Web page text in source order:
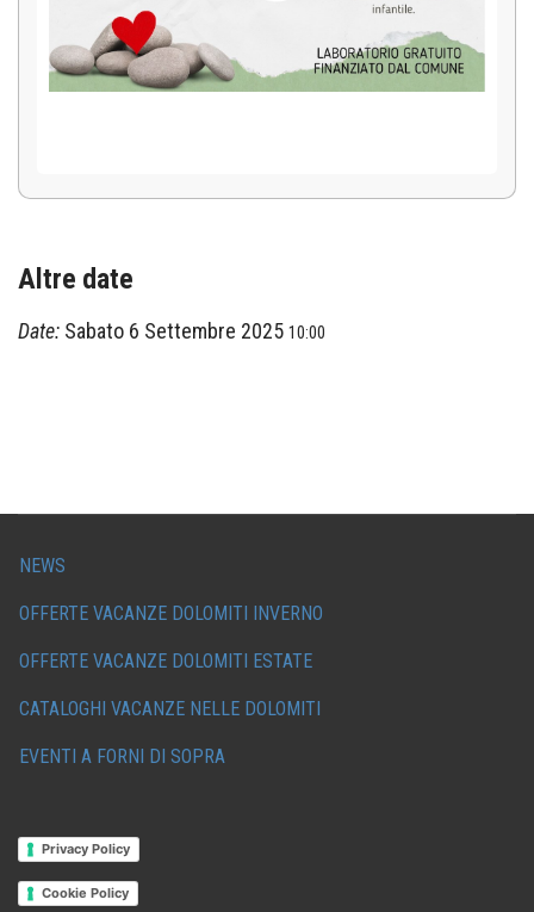
Altre date
Date: Sabato 6 Settembre 2025 10:00
NEWS
OFFERTE VACANZE DOLOMITI INVERNO
OFFERTE VACANZE DOLOMITI ESTATE
CATALOGHI VACANZE NELLE DOLOMITI
EVENTI A FORNI DI SOPRA
Privacy Policy
Cookie Policy